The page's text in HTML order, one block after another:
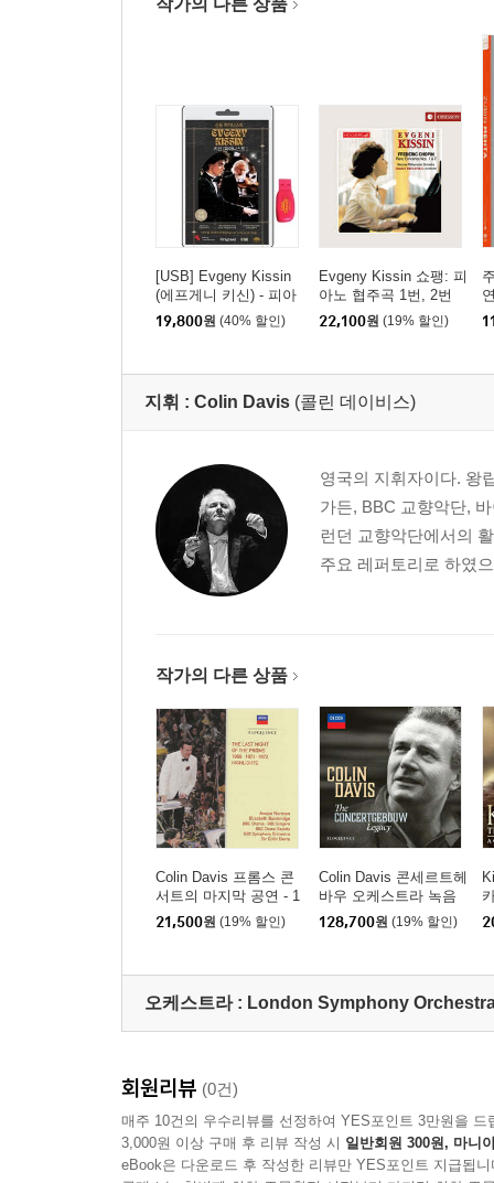
작가의 다른 상품
[USB] Evgeny Kissin
(에프게니 키신) - 피아
니스트의 신동
19,800원 (40% 할인)
Evgeny Kissin 쇼팽: 피
아노 협주곡 1번, 2번
(Chopin: Piano Concert
os Op. 11, Op. 21)
22,100원 (19% 할인)
지휘 : Colin Davis (콜린 데이비스)
영국의 지휘자이다. 왕
가든, BBC 교향악단,
런던 교향악단에서의
주요 레퍼토리로 하였
작가의 다른 상품
Colin Davis 프롬스 콘
서트의 마지막 공연 - 1
969년 71년, 72년 하이
라이트 (The Last Night
1,1972 - Highlights)
21,500원 (19% 할인)
Colin Davis 콘세르트헤
바우 오케스트라 녹음
음반 모음 에디션 (The
Concertgebouw Legac
128,700원 (19% 할인)
오케스트라 : London Symphony
회원리뷰 (0건)
매주 10건의 우수리뷰를 선정하여 YES포인트 3만원을 드
3,000원 이상 구매 후 리뷰 작성 시 일반회원 300원, 마니
eBook은 다운로드 후 작성한 리뷰만 YES포인트 지급됩니